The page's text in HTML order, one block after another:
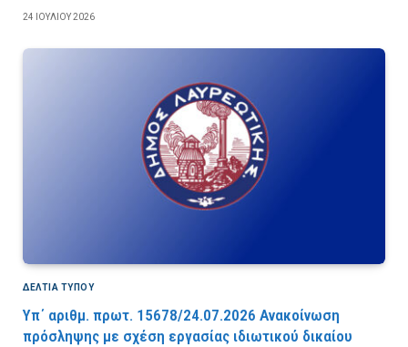
24 ΙΟΥΛΊΟΥ 2026
ΔΕΛΤΙΑ ΤΥΠΟΥ
Υπ΄ αριθμ. πρωτ. 15678/24.07.2026 Ανακοίνωση
πρόσληψης με σχέση εργασίας ιδιωτικού δικαίου